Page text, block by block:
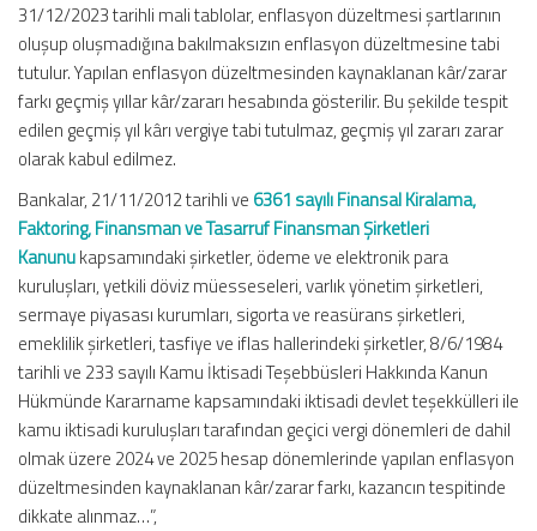
31/12/2023 tarihli mali tablolar, enflasyon düzeltmesi şartlarının
oluşup oluşmadığına bakılmaksızın enflasyon düzeltmesine tabi
tutulur. Yapılan enflasyon düzeltmesinden kaynaklanan kâr/zarar
farkı geçmiş yıllar kâr/zararı hesabında gösterilir. Bu şekilde tespit
edilen geçmiş yıl kârı vergiye tabi tutulmaz, geçmiş yıl zararı zarar
olarak kabul edilmez.
Bankalar, 21/11/2012 tarihli ve 6361 sayılı Finansal Kiralama,
Faktoring, Finansman ve Tasarruf Finansman Şirketleri
Kanunukapsamındaki şirketler, ödeme ve elektronik para
kuruluşları, yetkili döviz müesseseleri, varlık yönetim şirketleri,
sermaye piyasası kurumları, sigorta ve reasürans şirketleri,
emeklilik şirketleri, tasfiye ve iflas hallerindeki şirketler, 8/6/1984
tarihli ve 233 sayılı Kamu İktisadi Teşebbüsleri Hakkında Kanun
Hükmünde Kararname kapsamındaki iktisadi devlet teşekkülleri ile
kamu iktisadi kuruluşları tarafından geçici vergi dönemleri de dahil
olmak üzere 2024 ve 2025 hesap dönemlerinde yapılan enflasyon
düzeltmesinden kaynaklanan kâr/zarar farkı, kazancın tespitinde
dikkate alınmaz…”,